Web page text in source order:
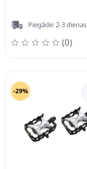
Piegāde: 2-3 dienas
(0)
-29%